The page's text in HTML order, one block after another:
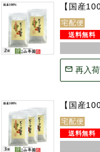
【国産
宅配便
再入
【国産
宅配便